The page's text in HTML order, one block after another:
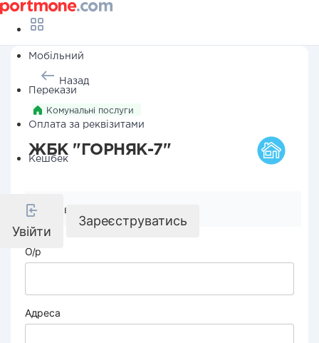
Мобільний
Перекази
Оплата за реквізитами
Кешбек
Увійти
Зареєструватись
Назад
Комунальні послуги
ЖБК "ГОРНЯК-7"
Реквізити компанії
О/р
Адреса